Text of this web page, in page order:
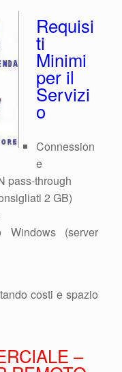
Requisi
ti
Minimi
per il
Servizi
o
Connession
e
pass-through
2 GB)
Windows (server
costi e spazio
–